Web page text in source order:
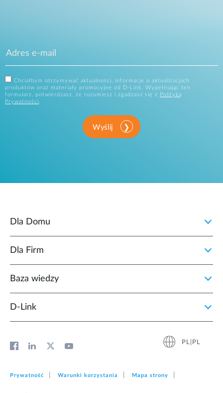
Chciałbym otrzymywać aktualności, informacje o aktualizacjach
produktów oraz materiały promocyjne od D-Link. Wypełniając ten
formularz, potwierdzasz, że rozumiesz i zgadzasz się z
Polityką
Prywatności.
Wyślij
Dla Domu
Dla Firm
Baza wiedzy
D‑Link
PL|PL
Prywatność Warunki korzystania Mapa strony